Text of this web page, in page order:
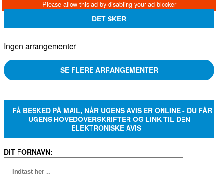
DET SKER
Ingen arrangementer
SE FLERE ARRANGEMENTER
FÅ BESKED PÅ MAIL, NÅR UGENS AVIS ER ONLINE - DU FÅR
UGENS HOVEDOVERSKRIFTER OG LINK TIL DEN
ELEKTRONISKE AVIS
DIT FORNAVN: